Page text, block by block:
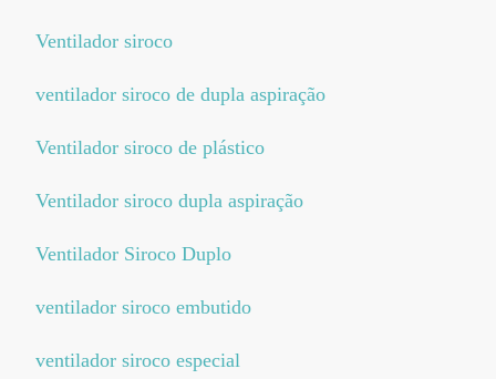
Ventilador siroco
ventilador siroco de dupla aspiração
Ventilador siroco de plástico
Ventilador siroco dupla aspiração
Ventilador Siroco Duplo
ventilador siroco embutido
ventilador siroco especial